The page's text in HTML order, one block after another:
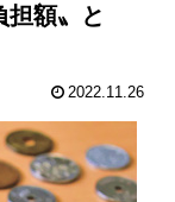
額〟と
2022.11.26